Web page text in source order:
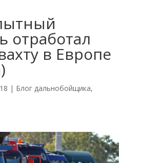
отработал
в Европе
| Блог дальнобойщика,